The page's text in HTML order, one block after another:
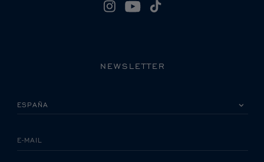
NEWSLETTER
POR FAVOR, SELECCIONA TU PAÍS
E-MAIL